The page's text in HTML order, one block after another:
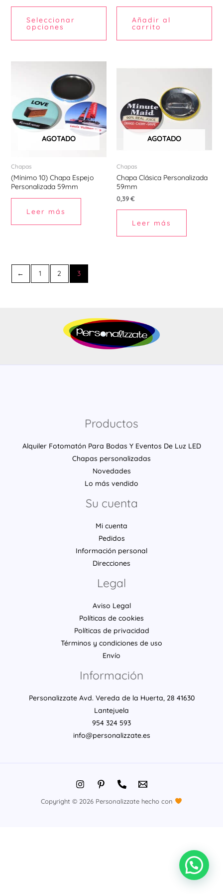
Seleccionar
opciones
producto
Añadir al
carrito
AGOTADO
Chapas
(Mínimo 10) Chapa Espejo
Personalizada 59mm
Leer más
AGOTADO
Chapas
Chapa Clásica Personalizada
59mm
0,39€
Leer más
← 1 2 3
Productos
Alquiler Fotomatón Para Bodas Y Eventos De Luz LED
Chapas personalizadas
Novedades
Lo más vendido
Su cuenta
Mi cuenta
Pedidos
Información personal
Direcciones
Legal
Aviso Legal
Políticas de cookies
Políticas de privacidad
Términos y condiciones de uso
Envío
Información
Personalizzate Avd. Vereda de la Huerta, 28 41630
Lantejuela
954 324 593
info@personalizzate.es
Copyright © 2026 Personalizzate hecho con